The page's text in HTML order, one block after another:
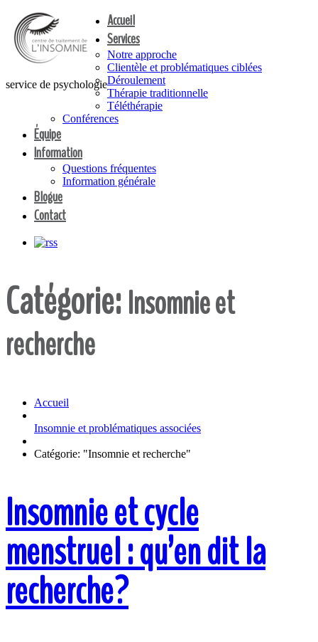
service de psychologie
Accueil
Services
Notre approche
Clientèle et problématiques ciblées
Déroulement
Thérapie traditionnelle
Téléthérapie
Conférences
Équipe
Information
Questions fréquentes
Information générale
Blogue
Contact
Catégorie:Insomnie et
recherche
Accueil
Insomnie et problématiques associées
Catégorie: "Insomnie et recherche"
Insomnie et cycle
menstruel : qu’en dit la
recherche?